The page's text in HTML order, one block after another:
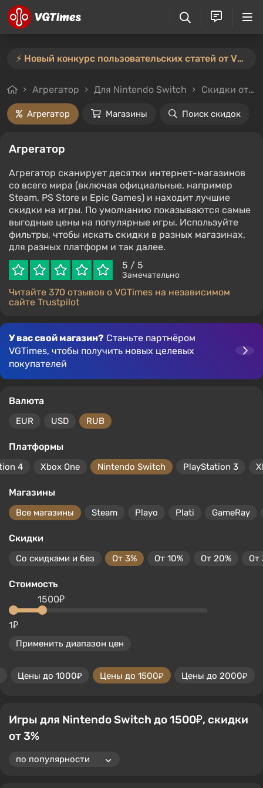
⚡️ Новый конкурс пользовательских статей от VGTimes — участвуйте тут ⚡️
Агрегатор Для Nintendo Switch Скидки от 3%
Агрегатор Магазины Поиск скидок
Агрегатор
Агрегатор сканирует десятки интернет-магазинов
со всего мира (включая официальные, например
Steam, PS Store и Epic Games) и находит лучшие
скидки на игры. По умолчанию показываются самые
выгодные цены на популярные игры. Используйте
фильтры, чтобы искать скидки в разных магазинах,
для разных платформ и так далее.
5 / 5
Замечательно
Читайте 370 отзывов о VGTimes на независимом
сайте Trustpilot
У вас свой магазин? Станьте партнёром
VGTimes, чтобы получить новых целевых
покупателей
Валюта
EUR USD RUB
Платформы
4 Xbox One Nintendo Switch PlayStation 3
Магазины
Все магазины Steam Playo Plati GameRay
Скидки
Со скидками и без От 3% От 10% От 20% От
Стоимость
1₽
1500₽
Применить диапазон цен
Цены до 1000₽ Цены до 1500₽ Цены до 2000₽
Игры для Nintendo Switch до 1500₽, скидки
от 3%